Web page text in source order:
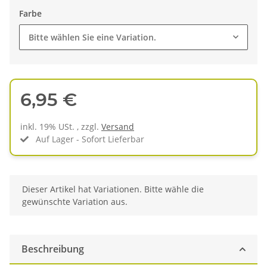
Farbe
Bitte wählen Sie eine Variation.
6,95 €
inkl. 19% USt. , zzgl. Versand
Auf Lager - Sofort Lieferbar
x
Dieser Artikel hat Variationen. Bitte wähle die
gewünschte Variation aus.
Beschreibung